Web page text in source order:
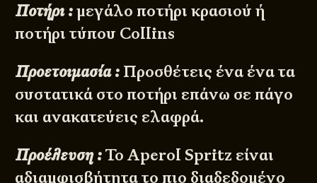
Ποτήρι :μεγάλο ποτήρι κρασιού ή
ποτήρι τύπου Collins
Προετοιμασία : Προσθέτεις ένα ένα τα
συστατικά στο ποτήρι επάνω σε πάγο
και ανακατεύεις ελαφρά.
Προέλευση :Το Aperol Spritz είναι
αδιαμφισβήτητα το πιο διαδεδομένο